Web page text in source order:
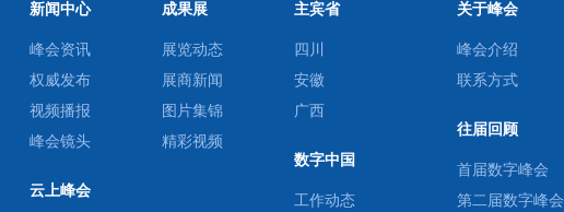
新闻中心
峰会资讯
权威发布
视频播报
峰会镜头
云上峰会
成果展
展览动态
展商新闻
图片集锦
精彩视频
主宾省
四川
安徽
广西
数字中国
工作动态
关于峰会
峰会介绍
联系方式
往届回顾
首届数字峰会
第二届数字峰会